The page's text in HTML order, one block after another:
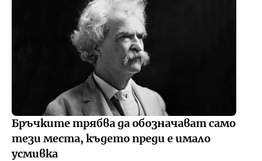
Бръчките трябва да обозначават само
тези места, където преди е имало
усмивка